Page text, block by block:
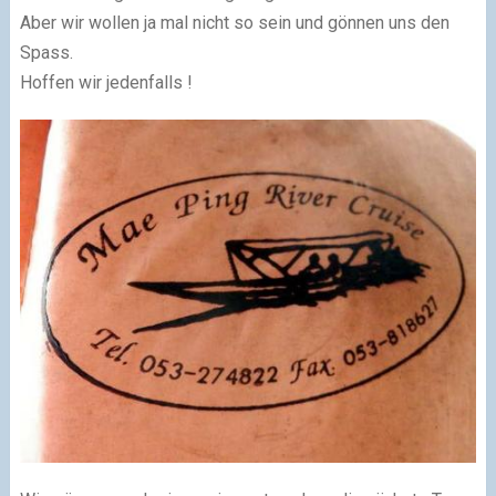
Aber wir wollen ja mal nicht so sein und gönnen uns den
Spass.
Hoffen wir jedenfalls !